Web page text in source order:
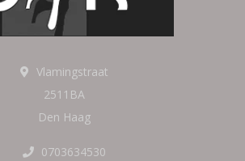
Vlamingstraat
2511BA
Den Haag
0703634530